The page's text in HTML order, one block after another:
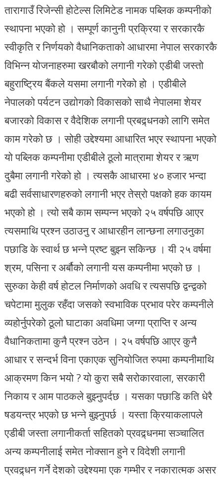
तारागाउँ रिजेन्सी होटेल्स लिमिटेड नामक पब्लिक कम्पनीको
स्थापना भएको हो । सम्पूर्ण कानुनी प्रक्रिया र सरकारकै
स्वीकृति र निर्णयको वैधानिकताको आधारमा नेपाल सरकारकै
विभिन्न योजनाहरुमा खरबौको लगानी गरेको एडीबी जस्तो
बहुराष्ट्रिय बैंकले यसमा लगानी गरेको हो । एडीबीले
नेपालको पर्यटन उद्योगको विकासको साथै नेपालमा शेयर
बजारको विकास र वैदेशिक लगानी प्रबद्र्धनको लागि समेत
काम गरेको छ । सोही उद्देश्यमा आधारित भएर स्थापना भएको
यो पब्लिक कम्पनीमा एडीबीले ठूलो मात्रामा शेयर र ऋण
दुबैमा लगानी गरेको हो । त्यसकै आधारमा ४० हजार भन्दा
बढी सर्वसाधारणहरुको लगानी भएर तेस्रो पक्षको हक कायम
भएको हो । त्यो सबै काम सम्पन्न भएको २५ वर्षपछि आएर
त्यसमाथि प्रश्न उठाउनु र आधारहीन लान्छना लगाउनुका
पछाडि के स्वार्थ छ भन्ने प्रष्ट बुझ्न सकिन्छ । यी २५ वर्षमा
श्रम, पसिना र अर्बौको लगानी यस कम्पनीमा भएको छ ।
सुरुका केही वर्ष होटल निर्माणको अवधि र त्यसपछि द्वन्द्वको
चपेटामा मुलुक रहँदा जसको स्वभाविक प्रभाव परेर कम्पनीले
व्यहोर्नुपरेको ठूलो घाटाका अवधिमा जग्गा प्राप्ति र अन्य
वैधानिकतामा कुनै प्रश्न उठेन । २५ वर्षपछि आएर कुनै
आधार र सन्दर्भ विना एकाएक सुनियोजित रुपमा कम्पनीमाथि
आक्रमण किन भयो ? यो कुरा सबै सरोकारवाला, सरकारी
निकाय र आम पाठकले बुझ्नुपर्दछ । यसका पछाडि कति धेरै
षडयन्त्र भएको छ भन्ने बुझ्नुपर्छ । यस्ता क्रियाकलापले
एडीबी जस्ता लगानीकर्ता सहितको प्रवद्र्धनमा सञ्चालित
अन्य कम्पनीलाई समेत नोक्सान हुने र विदेशी लगानी
प्रवद्र्धन गर्ने देशको उद्देश्यमा एक गम्भीर र नकारात्मक असर